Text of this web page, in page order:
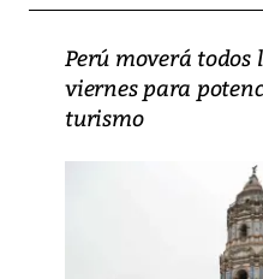
Perú moverá todos
viernes para
turismo